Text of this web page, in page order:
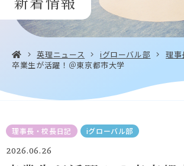
受験生の方へ
資料請求
英理ニュース iグローバル部
理事
卒業生が活躍！＠東京都市大学
理事長・校長日記 iグローバル部
2026.06.26